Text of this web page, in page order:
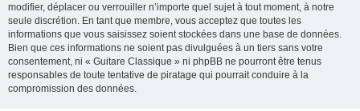
modifier, déplacer ou verrouiller n’importe quel sujet à tout moment, à notre
seule discrétion. En tant que membre, vous acceptez que toutes les
informations que vous saisissez soient stockées dans une base de données.
Bien que ces informations ne soient pas divulguées à un tiers sans votre
consentement, ni « Guitare Classique » ni phpBB ne pourront être tenus
responsables de toute tentative de piratage qui pourrait conduire à la
compromission des données.